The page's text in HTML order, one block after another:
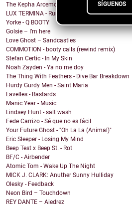
SÍGUENOS
The Kepha Arcemont Experiment - Southern Boy
LUX TERMINA - Run Rabbit Run
Yorke - Q BOOTY
Golsie – I’m here
Love Ghost – Sandcastles
COMMOTION - booty calls (rewind remix)
Stefan Certic - In My Skin
Noah Zayden - Ya no me doy
The Thing With Feathers - Dive Bar Breakdown
Hurdy Gurdy Men - Saint Maria
Lavelles - Bastards
Manic Year - Music
Lindsey Hunt - salt wash
Fede Carrizo - Sé que no es fácil
Your Future Ghost - "Oh La La (Animal)"
Eric Sleeper - Losing My Mind
Beep Test x Beep St. - Rot
BF/C - Airbender
Atomic Tom - Wake Up The Night
MICK J. CLARK: Anuther Sunny Hulliday
Olesky - Feedback
Neon Bird – Touchdown
REY DANTE – Ajedrez